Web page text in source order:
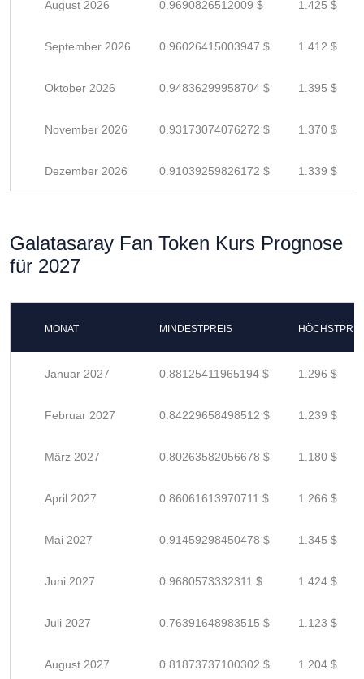
August 2026 0.9690826512009 $ 1.425 $
September 2026 0.96026415003947 $ 1.412 $
Oktober 2026 0.94836299958704 $ 1.395 $
November 2026 0.93173074076272 $ 1.370 $
Dezember 2026 0.91039259826172 $ 1.339 $
Galatasaray Fan Token Kurs Prognose
für 2027
MONAT MINDESTPREIS
Januar 2027 0.88125411965194 $ 1.296 $
Februar 2027 0.84229658498512 $ 1.239 $
März 2027 0.80263582056678 $ 1.180 $
April 2027 0.86061613970711 $ 1.266 $
Mai 2027 0.91459298450478 $ 1.345 $
Juni 2027 0.9680573332311 $ 1.424 $
Juli 2027 0.76391648983515 $ 1.123 $
August 2027 0.81873737100302 $ 1.204 $